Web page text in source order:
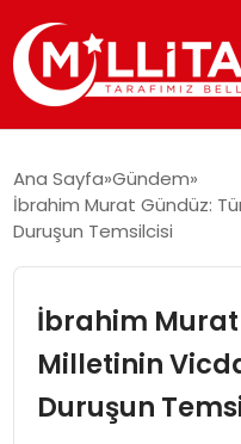
ÖZEL SAYFALAR
SPOR
Ana Sayfa Gündem
İbrahim Murat Gündüz:
Duruşun Temsilcisi
İbrahim
Milletinin
Duruşun